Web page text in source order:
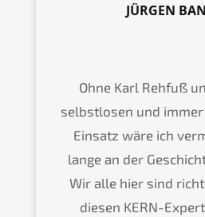
JÜRGEN
Ohne Karl Rehfuß
selbst­lo­sen und
Einsatz wäre ich
lange an der
Wir alle hier sind
diesen KERN-